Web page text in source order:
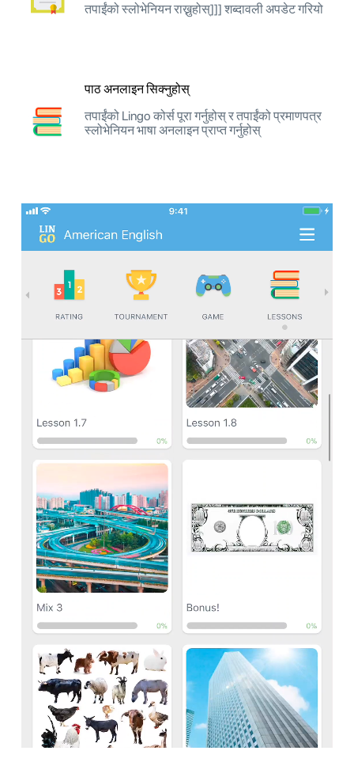
तपाईंको स्लोभेनियन राख्नुहोस्]]] शब्दावली अपडेट गरियो
पाठ अनलाइन सिक्नुहोस्
तपाईंको Lingo कोर्स पूरा गर्नुहोस् र तपाईंको प्रमाणपत्र
स्लोभेनियन भाषा अनलाइन प्राप्त गर्नुहोस्